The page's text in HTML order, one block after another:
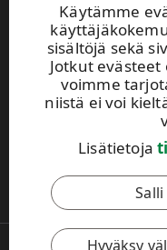
Käytämme
sisältöjä sekä
Jotkut
voimme
niistä ei voi
Lisätietoja
Hyväksy
0204 16 121
Jätä yhteydenottopyyntö
Ilmoita muuttuneista
Tietosuoja
käyttöehdot